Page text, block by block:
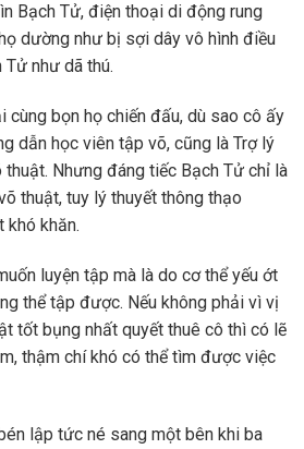
Bạch Tử, điện thoại di động rung
dường như bị sợi dây vô hình điều
Tử như dã thú.
cùng bọn họ chiến đấu, dù sao cô ấy
dẫn học viên tập võ, cũng là Trợ lý
thuật. Nhưng đáng tiếc Bạch Tử chỉ là
thuật, tuy lý thuyết thông thạo
khó khăn.
luyện tập mà là do cơ thể yếu ớt
thể tập được. Nếu không phải vì vị
tốt bụng nhất quyết thuê cô thì có lẽ
thậm chí khó có thể tìm được việc
lập tức né sang một bên khi ba